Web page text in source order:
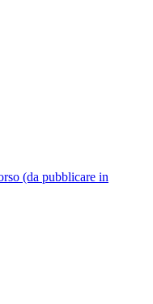
(da pubblicare in